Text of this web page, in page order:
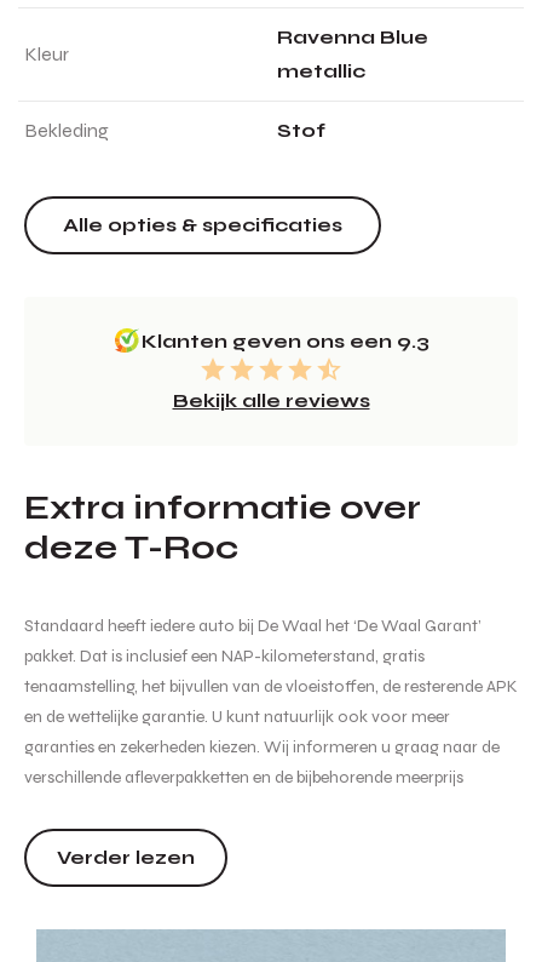
Kleur
Ravenna Blue
metallic
Bekleding Stof
Alle opties & specificaties
Klanten geven ons een 9.3
Bekijk alle reviews
Extra informatie over
deze T-Roc
Standaard heeft iedere auto bij De Waal het ‘De Waal Garant’
pakket. Dat is inclusief een NAP-kilometerstand, gratis
tenaamstelling, het bijvullen van de vloeistoffen, de resterende APK
en de wettelijke garantie. U kunt natuurlijk ook voor meer
garanties en zekerheden kiezen. Wij informeren u graag naar de
verschillende afleverpakketten en de bijbehorende meerprijs
actueel mogelijk wordt weergegeven zijn wijzigin...
Verder lezen